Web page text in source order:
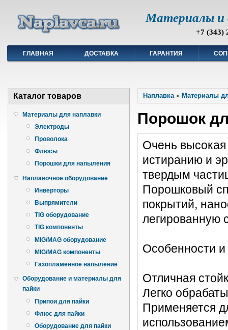
Материалы и
+7 (343)
ГЛАВНАЯ ДОСТАВКА ГАРАНТИЯ
Каталог товаров
Материалы для наплавки
Электроды
Проволока
Флюсы
Порошки для напыления
Наплавочное оборудование
Инверторы
Выпрямители
TIG оборудование
TIG компоненты
MIG/MAG оборудование
MIG/MAG компоненты
Газопламенное напыление
Оборудование и материалы для
пайки
Припои для пайки
Флюс для пайки
Оборудование для пайки
Наплавка» Материалы
Порошок
Очень высокая
истиранию и
твердым
Порошковый
покрытий,
легированную
Особенности
Отличная
Легко
Применяется